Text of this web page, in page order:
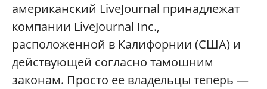
американский LiveJournal принадлежат
компании LiveJournal Inc.,
расположенной в Калифорнии (США) и
действующей согласно тамошним
законам. Просто ее владельцы теперь —